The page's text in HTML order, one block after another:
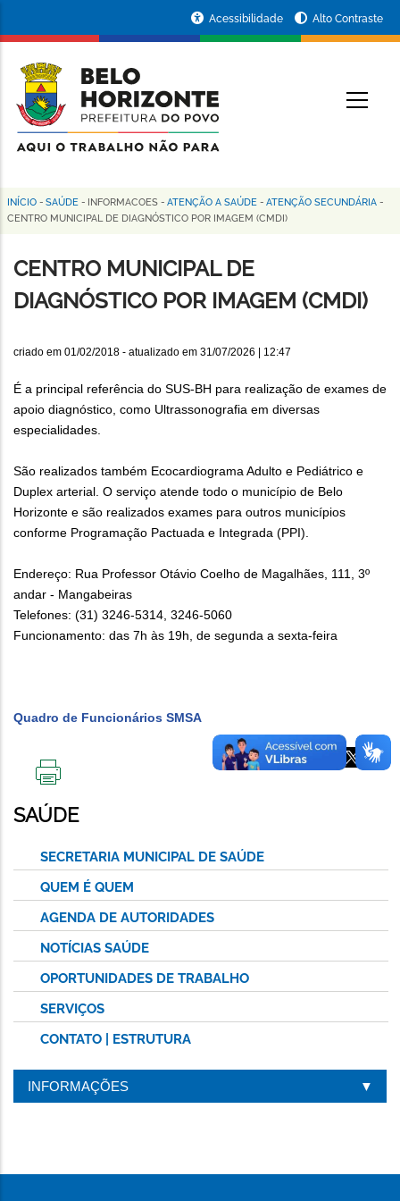
conteúdo
principal
da
Prefeitura
de
Horizonte
Acessibilidade Alto Contraste
Trilha
navegação
INÍCIO - SAÚDE - INFORMACOES - ATENÇÃO A SAÚDE - ATENÇÃO SECUNDÁRIA -
CENTRO MUNICIPAL DE DIAGNÓSTICO POR IMAGEM (CMDI)
CENTRO MUNICIPAL DE
DIAGNÓSTICO POR IMAGEM (CMDI)
criado em 01/02/2018 - atualizado em 31/07/2026 | 12:47
É a principal referência do SUS-BH para realização de exames de
apoio diagnóstico, como Ultrassonografia em diversas
especialidades.
São realizados também Ecocardiograma Adulto e Pediátrico e
Duplex arterial. O serviço atende todo o município de Belo
Horizonte e são realizados exames para outros municípios
conforme Programação Pactuada e Integrada (PPI).
Endereço: Rua Professor Otávio Coelho de Magalhães, 111, 3º
andar - Mangabeiras
Telefones: (31) 3246-5314, 3246-5060
Funcionamento: das 7h às 19h, de segunda a sexta-feira
Quadro de Funcionários SMSA
ESTA
PÁGINA
SAÚDE
SECRETARIA MUNICIPAL DE SAÚDE
QUEM É QUEM
AGENDA DE AUTORIDADES
NOTÍCIAS SAÚDE
OPORTUNIDADES DE TRABALHO
SERVIÇOS
CONTATO | ESTRUTURA
INFORMAÇÕES